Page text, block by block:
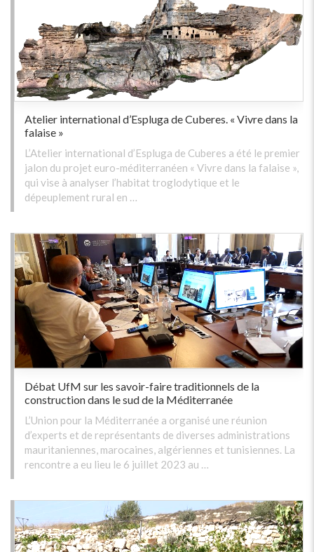
Atelier international d’Espluga de Cuberes. « Vivre dans la
falaise »
L’Atelier international d’Espluga de Cuberes a été le premier
jalon du projet euro-méditerranéen « Vivre dans la falaise »,
qui vise à analyser l’habitat troglodytique et le
dépeuplement rural en …
Débat UfM sur les savoir-faire traditionnels de la
construction dans le sud de la Méditerranée
L’Union pour la Méditerranée a organisé une réunion
d’experts et de représentants de diverses administrations
mauritaniennes, marocaines, algériennes et tunisiennes. La
rencontre a eu lieu le 6 juillet 2023 au …